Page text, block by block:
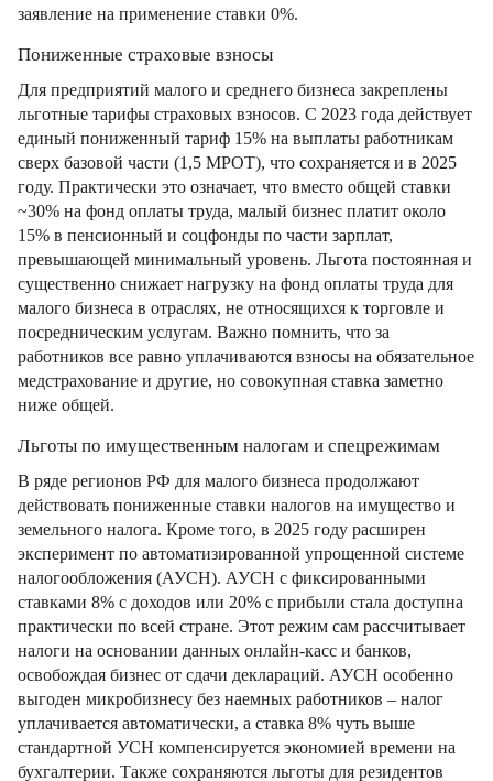
заявление на применение ставки 0%.
Пониженные страховые взносы
Для предприятий малого и среднего бизнеса закреплены
льготные тарифы страховых взносов. С 2023 года действует
единый пониженный тариф 15% на выплаты работникам
сверх базовой части (1,5 МРОТ), что сохраняется и в 2025
году. Практически это означает, что вместо общей ставки
~30% на фонд оплаты труда, малый бизнес платит около
15% в пенсионный и соцфонды по части зарплат,
превышающей минимальный уровень. Льгота постоянная и
существенно снижает нагрузку на фонд оплаты труда для
малого бизнеса в отраслях, не относящихся к торговле и
посредническим услугам. Важно помнить, что за
работников все равно уплачиваются взносы на обязательное
медстрахование и другие, но совокупная ставка заметно
ниже общей.
Льготы по имущественным налогам и спецрежимам
В ряде регионов РФ для малого бизнеса продолжают
действовать пониженные ставки налогов на имущество и
земельного налога. Кроме того, в 2025 году расширен
эксперимент по автоматизированной упрощенной системе
налогообложения (АУСН). АУСН с фиксированными
ставками 8% с доходов или 20% с прибыли стала доступна
практически по всей стране. Этот режим сам рассчитывает
налоги на основании данных онлайн-касс и банков,
освобождая бизнес от сдачи деклараций. АУСН особенно
выгоден микробизнесу без наемных работников – налог
уплачивается автоматически, а ставка 8% чуть выше
стандартной УСН компенсируется экономией времени на
бухгалтерии. Также сохраняются льготы для резидентов